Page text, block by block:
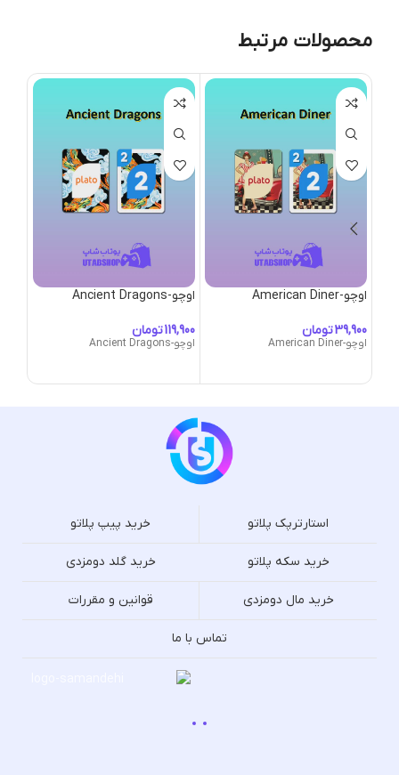
محصولات مرتبط
اوچو-American Diner
تومان
اوچو-American Diner
اوچو-Ancient Dragons
تومان
اوچو-Ancient Dragons
استارترپک پلاتو خرید پیپ پلاتو
خرید سکه پلاتو خرید گلد دومزدی
خرید مال دومزدی قوانین و مقررات
تماس با ما